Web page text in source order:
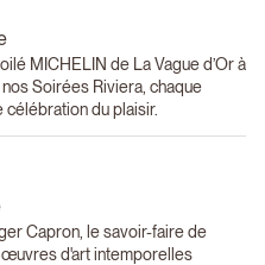
MICHELIN de La Vague d’Or à
nos Soirées Riviera, chaque
célébration du plaisir.
Capron, le savoir-faire de
d'art intemporelles